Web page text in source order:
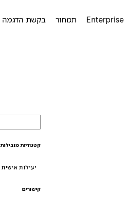
Enterprise תמחור בקשת הדגמה
קטגוריות מובילות
יעילות אישית
קישורים